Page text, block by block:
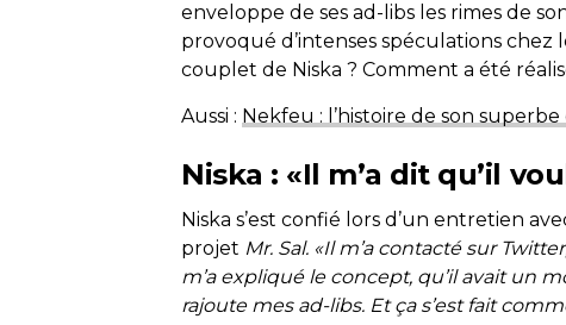
enveloppe de ses ad-libs les rimes de
provoqué d’intenses spéculations
couplet de Niska ? Comment a été
Aussi : Nekfeu : l’histoire de son
Niska : «Il m’a dit qu’il
Niska s’est confié lors d’un entretien
projet Mr. Sal. «Il m’a contacté sur
m’a expliqué le concept, qu’il avait un
rajoute mes ad-libs. Et ça s’est fait